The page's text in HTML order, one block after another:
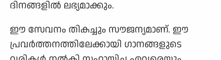
ദിനങ്ങളില്‍ ലഭ്യമാക്കും.
ഈ സേവനം തികച്ചും സൗജന്യമാണ്. ഈ
പ്രവര്‍ത്തനത്തിലേക്കായി ഗാനങ്ങളുടെ